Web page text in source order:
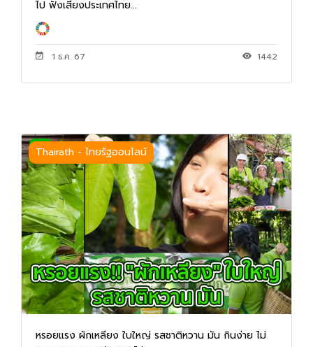
ไป ฟังเสียงประเทศไทย...
1 ธ.ค. 67 1442
Thairath - ไทยรัฐออนไลน์
หรอยแรง ผักเหลียง ใบใหญ่ รสชาติหวาน มัน กินง่าย ไม่